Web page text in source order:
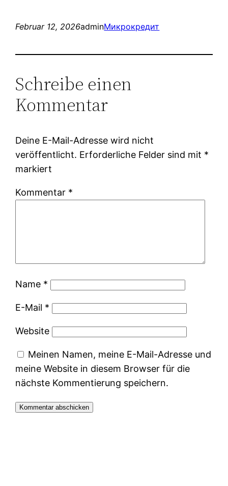
Februar 12, 2026adminМикрокредит
Schreibe einen
Kommentar
Deine E-Mail-Adresse wird nicht
veröffentlicht. Erforderliche Felder sind mit *
markiert
Kommentar *
Name *
E-Mail *
Website
Meinen Namen, meine E-Mail-Adresse und
meine Website in diesem Browser für die
nächste Kommentierung speichern.